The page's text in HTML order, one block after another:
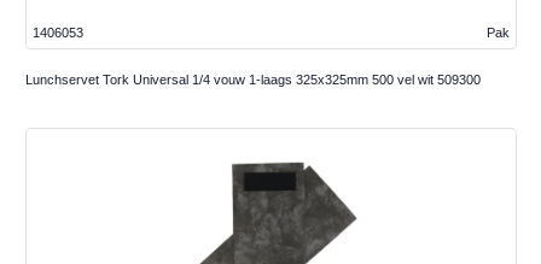
Pak
1406053
Lunchservet Tork Universal 1/4 vouw 1-laags 325x325mm 500 vel wit 509300